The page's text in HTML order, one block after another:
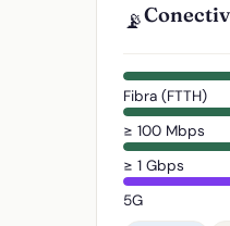
📡
Fibra (FTTH)
≥ 100 Mbps
≥ 1 Gbps
5G